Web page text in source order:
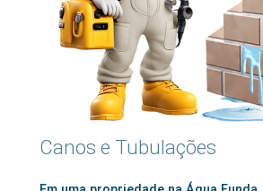
Canos e Tubulações